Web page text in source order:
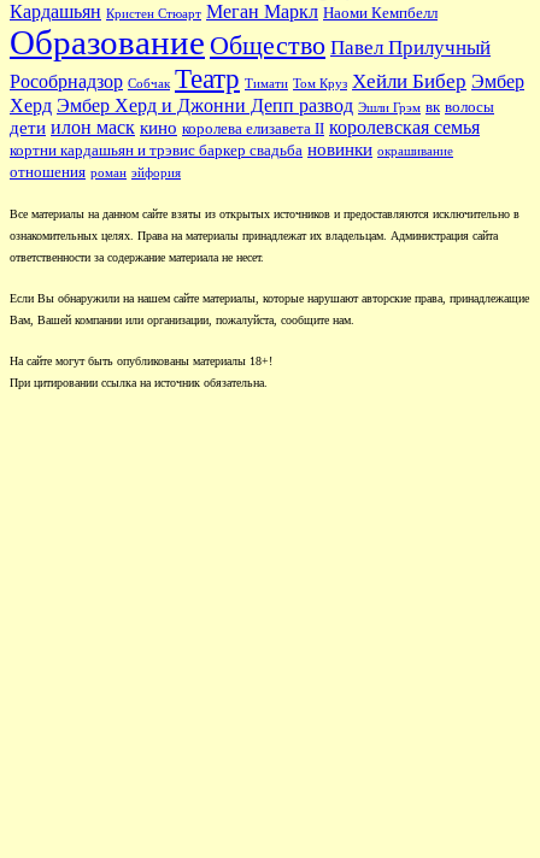
Кардашьян Кристен Стюарт Меган Маркл Наоми Кемпбелл
Образование Общество Павел Прилучный
Рособрнадзор Собчак Театр Тимати Том Круз Хейли Бибер Эмбер
Херд Эмбер Херд и Джонни Депп развод Эшли Грэм вк волосы
дети илон маск кино королева елизавета II королевская семья
кортни кардашьян и трэвис баркер свадьба новинки окрашивание
отношения роман эйфория
Все материалы на данном сайте взяты из открытых источников и предоставляются исключительно в
ознакомительных целях. Права на материалы принадлежат их владельцам. Администрация сайта
ответственности за содержание материала не несет.
Если Вы обнаружили на нашем сайте материалы, которые нарушают авторские права, принадлежащие
Вам, Вашей компании или организации, пожалуйста, сообщите нам.
На сайте могут быть опубликованы материалы 18+!
При цитировании ссылка на источник обязательна.